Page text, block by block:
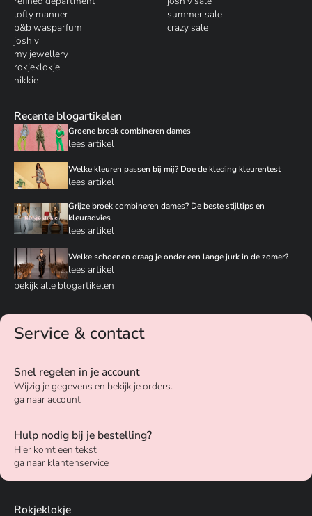
lofty manner
b&b wasparfum
josh v
my jewellery
rokjeklokje
nikkie
summer sale
crazy sale
Recente blogartikelen
Groene broek combineren dames
lees artikel
Welke kleuren passen bij mij? Doe de kleding kleurentest
lees artikel
Grijze broek combineren dames? De beste stijltips en
kleuradvies
lees artikel
Welke schoenen draag je onder een lange jurk in de zomer?
lees artikel
bekijk alle blogartikelen
Service & contact
Snel regelen in je account
Wijzig je gegevens en bekijk je orders.
ga naar account
Hulp nodig bij je bestelling?
Hier komt een tekst
ga naar klantenservice
Rokjeklokje